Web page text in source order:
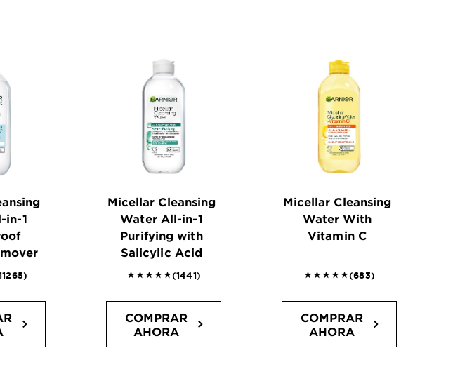
in-1
5 stars reviews
Micellar Cleansing
Water All-in-1
Purifying with
Salicylic Acid
4.7752 outof 5 stars reviews
(1441)
COMPRAR
AHORA
Micellar Cleansing
Water With
Vitamin C
4.8009 outof 5 stars
(683)
COMPRAR
AHORA